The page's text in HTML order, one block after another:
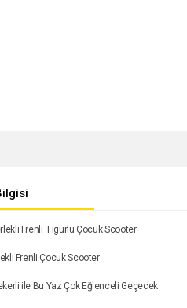
Frenli Figürlü Çocuk Scooter
Frenli Çocuk Scooter
ile Bu Yaz Çok Eğlenceli Geçecek